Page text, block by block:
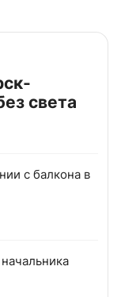
света
с балкона в